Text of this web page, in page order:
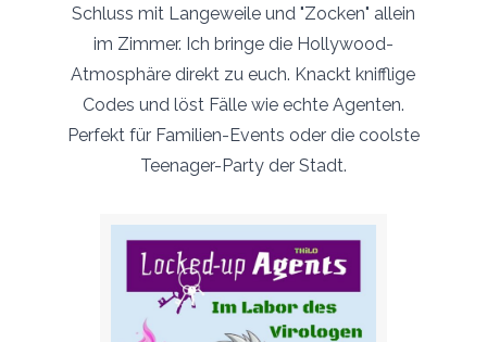
Schluss mit Langeweile und "Zocken" allein
im Zimmer. Ich bringe die Hollywood-
Atmosphäre direkt zu euch. Knackt knifflige
Codes und löst Fälle wie echte Agenten.
Perfekt für Familien-Events oder die coolste
Teenager-Party der Stadt.